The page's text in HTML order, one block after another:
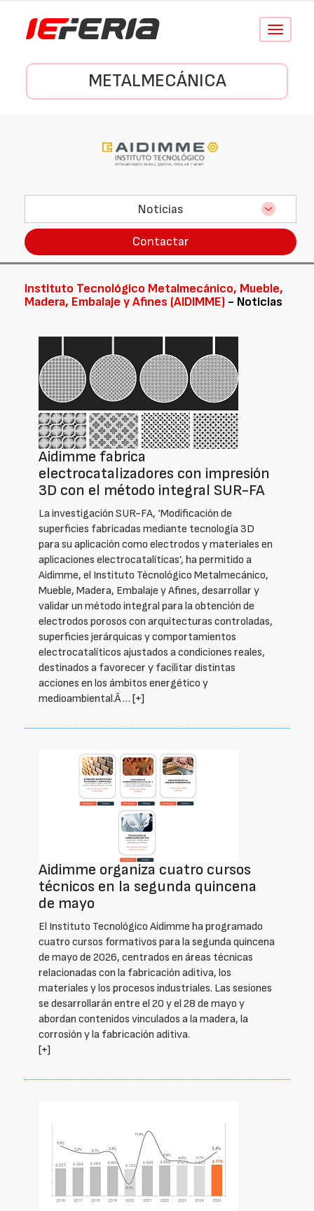
Conmutar
METALMECÁNICA
Noticias
Contactar
Instituto Tecnológico Metalmecánico, Mueble,
Madera, Embalaje y Afines (AIDIMME) - Noticias
Aidimme fabrica
electrocatalizadores con impresión
3D con el método integral SUR-FA
La investigación SUR-FA, ‘Modificación de
superficies fabricadas mediante tecnología 3D
para su aplicación como electrodos y materiales en
aplicaciones electrocatalíticas’, ha permitido a
Aidimme, el Instituto Técnológico Metalmecánico,
Mueble, Madera, Embalaje y Afines, desarrollar y
validar un método integral para la obtención de
electrodos porosos con arquitecturas controladas,
superficies jerárquicas y comportamientos
electrocatalíticos ajustados a condiciones reales,
destinados a favorecer y facilitar distintas
acciones en los ámbitos energético y
medioambiental.Â … [+]
Aidimme organiza cuatro cursos
técnicos en la segunda quincena
de mayo
El Instituto Tecnológico Aidimme ha programado
cuatro cursos formativos para la segunda quincena
de mayo de 2026, centrados en áreas técnicas
relacionadas con la fabricación aditiva, los
materiales y los procesos industriales. Las sesiones
se desarrollarán entre el 20 y el 28 de mayo y
abordan contenidos vinculados a la madera, la
corrosión y la fabricación aditiva.
[+]